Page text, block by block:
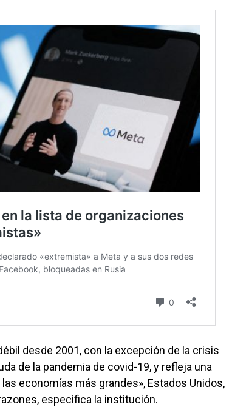
desde 2001, con la excepción de la crisis
de la pandemia de covid-19, y refleja una
economías más grandes», Estados Unidos,
especifica la institución.